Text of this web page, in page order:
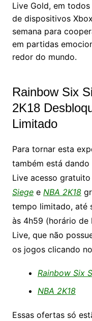
Live Gold, em
de dispositivos
semana para
em partidas
redor do mundo.
Rainbow Six
2K18
Limitado
Para tornar esta
também está
Live acesso
Siegee NBA 2K18
tempo limitado, até
às 4h59 (horário de
Live, que não
os jogos clicando
Rainbow Six
NBA 2K18
Essas ofertas só